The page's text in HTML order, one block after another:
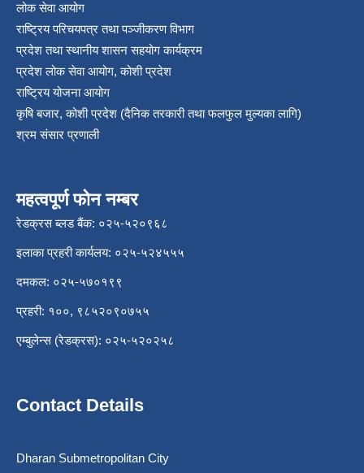
लोक सेवा आयोग
राष्ट्रिय परिचयपत्र तथा पञ्‍जीकरण विभाग
प्रदेश तथा स्थानीय शासन सहयोग कार्यक्रम
प्रदेश लोक सेवा आयोग, कोशी प्रदेश
राष्ट्रिय योजना आयोग
कृषि बजार, कोशी प्रदेश (दैनिक तरकारी तथा फलफुल मुल्यका लागि)
श्रम संसार प्रणाली
महत्वपूर्ण फोन नम्बर
रेडक्रस ब्लड बैंक: ०२५-५२०९६८
इलाका प्रहरी कार्यलय: ०२५-५२४५५५
दमकल: ०२५-५७०१९९
प्रहरी: १००, ९८५२०९०७५५
एम्बुलेन्स (रेडक्रस): ०२५-५२०२५८
Contact Details
Dharan Submetropolitan City